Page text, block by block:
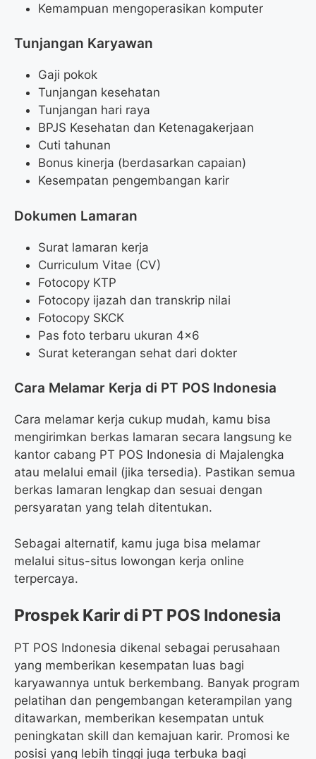
Kemampuan mengoperasikan komputer
Tunjangan Karyawan
Gaji pokok
Tunjangan kesehatan
Tunjangan hari raya
BPJS Kesehatan dan Ketenagakerjaan
Cuti tahunan
Bonus kinerja (berdasarkan capaian)
Kesempatan pengembangan karir
Dokumen Lamaran
Surat lamaran kerja
Curriculum Vitae (CV)
Fotocopy KTP
Fotocopy ijazah dan transkrip nilai
Fotocopy SKCK
Pas foto terbaru ukuran 4×6
Surat keterangan sehat dari dokter
Cara Melamar Kerja di PT POS Indonesia
Cara melamar kerja cukup mudah, kamu bisa
mengirimkan berkas lamaran secara langsung ke
kantor cabang PT POS Indonesia di Majalengka
atau melalui email (jika tersedia). Pastikan semua
berkas lamaran lengkap dan sesuai dengan
persyaratan yang telah ditentukan.
Sebagai alternatif, kamu juga bisa melamar
melalui situs-situs lowongan kerja online
terpercaya.
Prospek Karir di PT POS Indonesia
PT POS Indonesia dikenal sebagai perusahaan
yang memberikan kesempatan luas bagi
karyawannya untuk berkembang. Banyak program
pelatihan dan pengembangan keterampilan yang
ditawarkan, memberikan kesempatan untuk
peningkatan skill dan kemajuan karir. Promosi ke
posisi yang lebih tinggi juga terbuka bagi